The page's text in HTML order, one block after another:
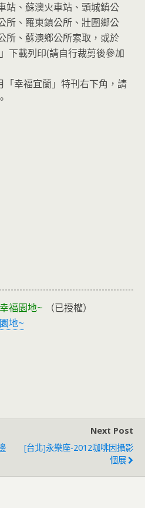
站、蘇澳火車站、頭城鎮公
所、羅東鎮公所、壯圍鄉公
所、蘇澳鄉公所索取，或於
下載列印(請自行裁剪後參加
「幸福宜蘭」特刊右下角，請
福園地~
（已授權）
地~
Next Post
[台北]永樂座-2012咖啡因攝影
個展